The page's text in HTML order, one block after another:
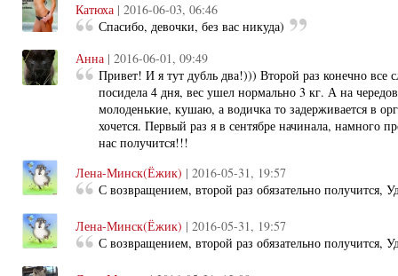
Катюха | 2016-06-03, 06:46
Спасибо, девочки, без вас никуда)
Анна | 2016-06-01, 09:49
Привет! И я тут дубль два!))) Второй раз конечно все
посидела 4 дня, вес ушел нормально 3 кг. А на
молоденькие, кушаю, а водичка то задерживается в
хочется. Первый раз я в сентябре начинала, намного
нас получится!!!
Лена-Минск(Ёжик) | 2016-05-31, 19:57
С возвращением, второй раз обязательно получится,
Лена-Минск(Ёжик) | 2016-05-31, 19:57
С возвращением, второй раз обязательно получится,